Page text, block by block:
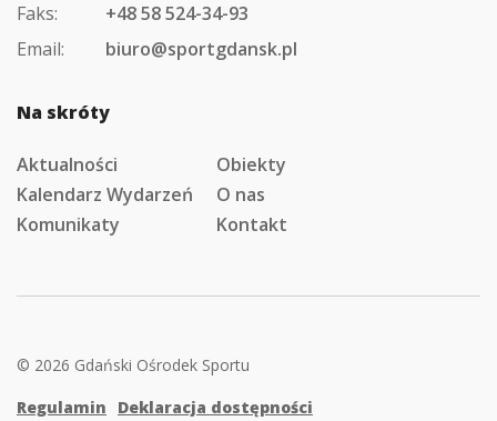
Faks:
+48 58 524-34-93
Email:
biuro@sportgdansk.pl
Na skróty
Aktualności
Obiekty
Kalendarz Wydarzeń
O nas
Komunikaty
Kontakt
© 2026 Gdański Ośrodek Sportu
Regulamin
Deklaracja dostępności